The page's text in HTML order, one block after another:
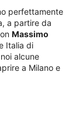
perfettamente
a partire da
Massimo
Italia di
alcune
a Milano e